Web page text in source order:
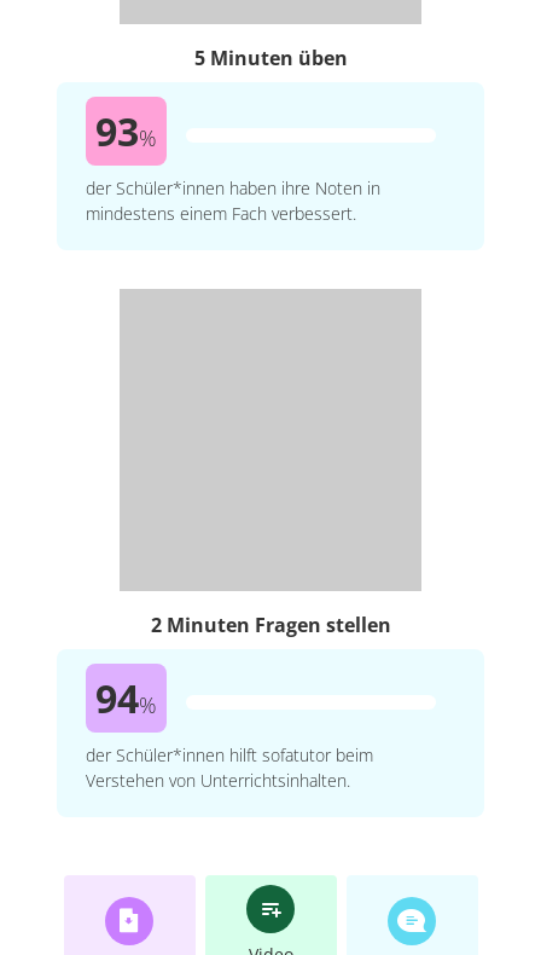
5 Minuten üben
93%
der Schüler*innen haben ihre Noten in
mindestens einem Fach verbessert.
2 Minuten Fragen stellen
94%
der Schüler*innen hilft sofatutor beim
Verstehen von Unterrichtsinhalten.